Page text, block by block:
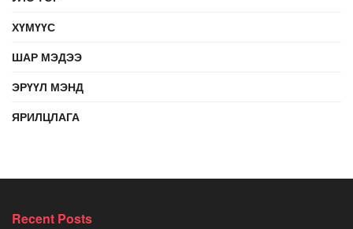
ХҮМҮҮС
ШАР МЭДЭЭ
ЭРҮҮЛ МЭНД
ЯРИЛЦЛАГА
Recent Posts